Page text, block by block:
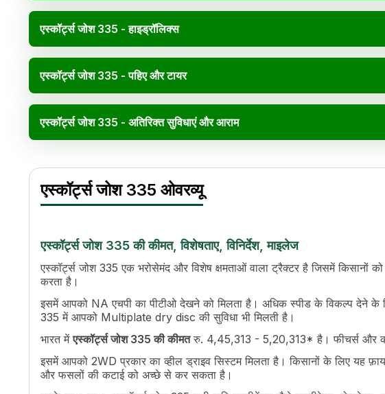
एस्कॉर्ट्स जोश 335 - हाइड्रॉलिक्स
एस्कॉर्ट्स जोश 335 - पहिए और टायर
एस्कॉर्ट्स जोश 335 - अतिरिक्त सुविधाएं और आराम
एचपी
35
सिलेंडर
2
कूलिंग सिस्टम
Water Cooled
गियर की संख्या
6 Forward + 2 Reverse
अधिकतम फॉरवर्ड स्पीड
अधिकतम रिवर्स स्पीड 10.2 Kmph
क्लच
Dry , Single , Friction Plate
पीटीओ टाइप
Live Single Speed PTO
पीटीओ स्पीड
540
ब्रेक
Multiplate dry disc
स्टीयरिंग
Manual
एस्कॉर्ट्स जोश 335 ओवरव्यू
एस्कॉर्ट्स जोश 335 की कीमत, विशेषताए, विनिर्देश, माइलेज
एस्कॉर्ट्स जोश 335 एक भरोसेमंद और विशेष क्षमताओं वाला ट्रैक्टर है जिसमें किसानों
करता है।
इसमें आपको NA एचपी का पीटीओ देखने को मिलता है। अधिक स्पीड के विकल्प देने
335 में आपको Multiplate dry disc की सुविधा भी मिलती है।
भारत मेंएस्कॉर्ट्स जोश 335 की कीमतरु. 4,45,313 - 5,20,313* है। फीचर्स और
इसमें आपको 2WD प्रकार का व्हील ड्राइव सिस्टम मिलता है। किसानों के लिए यह
और फसलों की कटाई को अच्छे से कर सकता है।